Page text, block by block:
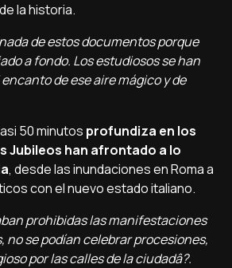
la historia.
de estos documentos porque
a fondo. Los estudiosos se han
de ese aire mágico y de
50 minutos profundiza en los
Jubileos han afrontado a lo
, desde las inundaciones en Roma a
con el nuevo estado italiano.
prohibidas las manifestaciones
no se podí­an celebrar procesiones,
por las calles de la ciudadâ?.